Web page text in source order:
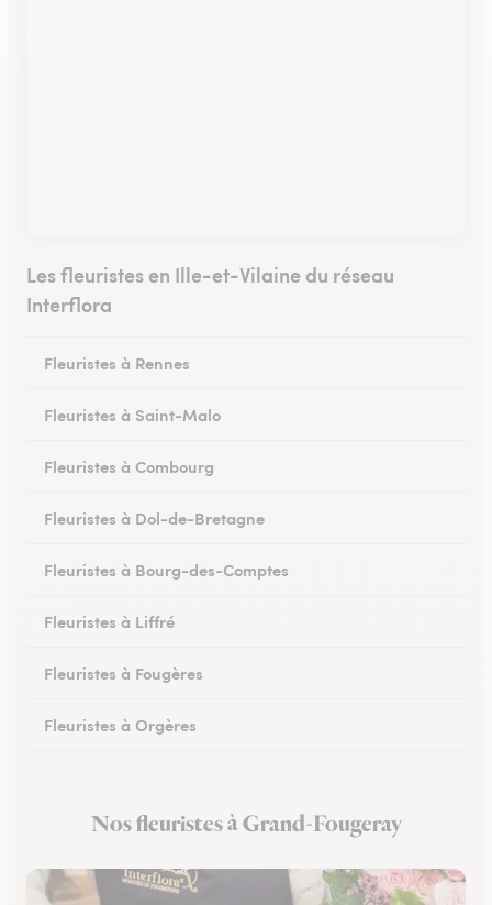
Les fleuristes en Ille-et-Vilaine du réseau
Interflora
Fleuristes à Rennes
Fleuristes à Saint-Malo
Fleuristes à Combourg
Fleuristes à Dol-de-Bretagne
Fleuristes à Bourg-des-Comptes
Fleuristes à Liffré
Fleuristes à Fougères
Fleuristes à Orgères
Fleuristes à Iffendic
Nos fleuristes à Grand-Fougeray